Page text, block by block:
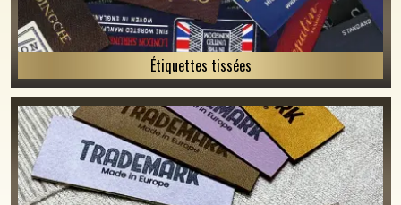
Étiquettes tissées